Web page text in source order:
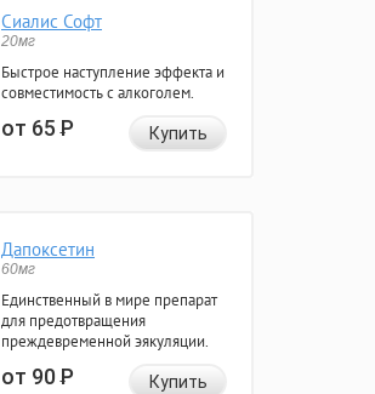
Сиалис Софт
20мг
Быстрое наступление эффекта и
совместимость с алкоголем.
от 65Р Купить
Дапоксетин
60мг
Единственный в мире препарат
для предотвращения
преждевременной эякуляции.
от 90Р Купить